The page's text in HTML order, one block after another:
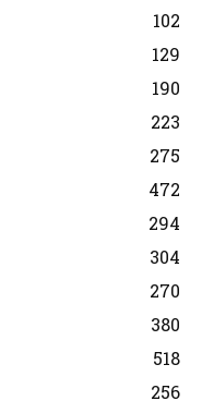
102
129
190
223
275
472
294
304
270
380
518
256